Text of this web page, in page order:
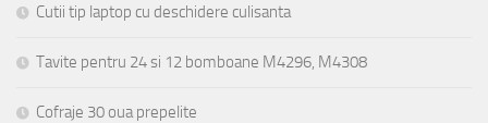
Cutii tip laptop cu deschidere culisanta
Tavite pentru 24 si 12 bomboane M4296, M4308
Cofraje 30 oua prepelite